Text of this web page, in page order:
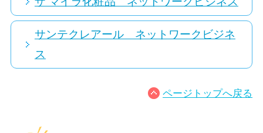
サンテクレアール ネットワークビジネ
ス
ページトップへ戻る